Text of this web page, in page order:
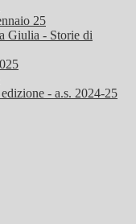
25
Giulia - Storie di
- a.s. 2024-25